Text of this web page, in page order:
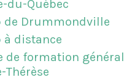
du-Québec
de Drummondville
à distance
de formation
Thérèse